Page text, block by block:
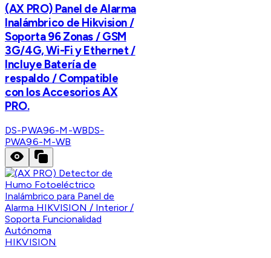
(AX PRO) Panel de Alarma
Inalámbrico de Hikvision /
Soporta 96 Zonas / GSM
3G/4G, Wi-Fi y Ethernet /
Incluye Batería de
respaldo / Compatible
con los Accesorios AX
PRO.
DS-PWA96-M-WBDS-
PWA96-M-WB
HIKVISION